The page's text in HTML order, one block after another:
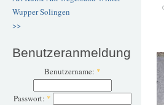
WupperSolingen
>>
Benutzeranmeldung
Benutzername: *
Passwort: *